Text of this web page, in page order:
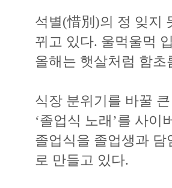
석별(惜別)의 정 잊지
뀌고 있다. 울먹울먹
올해는 햇살처럼 함
식장 분위기를 바꿀
‘졸업식 노래’를 사
졸업식을 졸업생과
로 만들고 있다.